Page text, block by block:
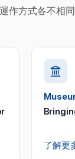
方式各不相
了解更